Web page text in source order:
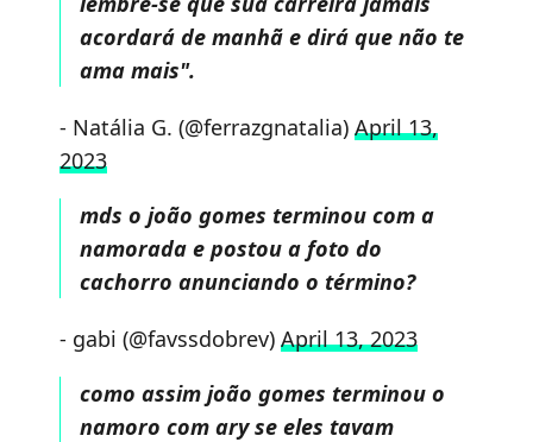
acordará de manhã e dirá que não te
ama mais".
- Natália G. (@ferrazgnatalia) April 13,
2023
mds o joão gomes terminou com a
namorada e postou a foto do
cachorro anunciando o término?
- gabi (@favssdobrev) April 13, 2023
como assim joão gomes terminou o
namoro com ary se eles tavam